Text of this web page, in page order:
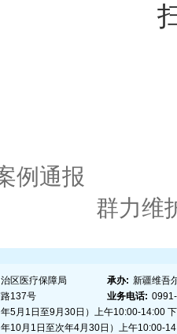
例通报
群力维
区医疗保障局 承办: 新疆维吾
137号 业务电话:
5月1日至9月30日）上午10:00-14:00
10月1日至次年4月30日）上午10:00-